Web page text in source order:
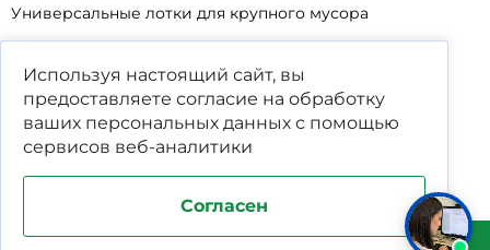
Универсальные лотки для крупного мусора
Уцененные товары
Поддержка и продвижение сайта студия WPNEW
Используя настоящий сайт, вы
предоставляете согласие на обработку
ваших персональных данных с помощью
сервисов веб-аналитики
Согласен